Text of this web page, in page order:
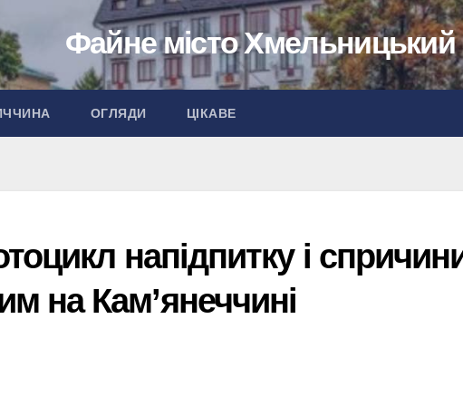
Файне місто Хмельницький
ОГЛЯДИ ЦІКАВЕ
напідпитку і
на Кам’янеччині